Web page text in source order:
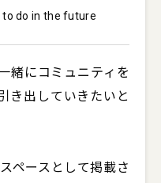
to do in the future
緒にコミュニティを
き出していきたいと
ペースとして掲載さ